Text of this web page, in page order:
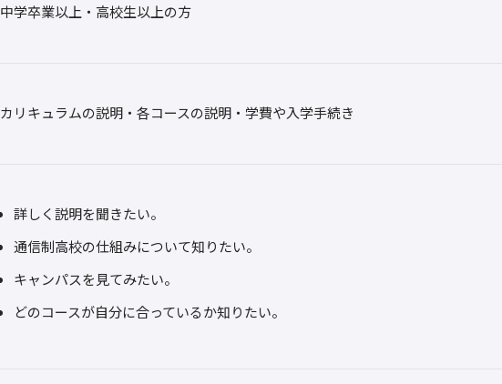
中学卒業以上・高校生以上の方
カリキュラムの説明・各コースの説明・学費や入学手続き
詳しく説明を聞きたい。
通信制高校の仕組みについて知りたい。
キャンパスを見てみたい。
どのコースが自分に合っているか知りたい。